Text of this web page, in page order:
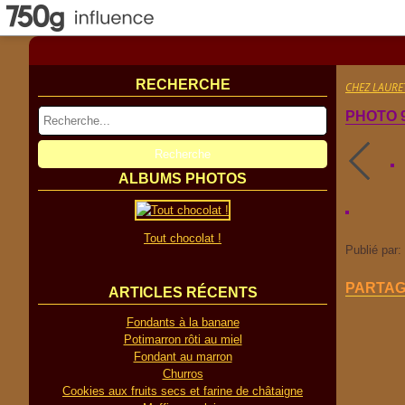
RECHERCHE
ALBUMS PHOTOS
Tout chocolat !
ARTICLES RÉCENTS
Fondants à la banane
Potimarron rôti au miel
Fondant au marron
Churros
Cookies aux fruits secs et farine de châtaigne
CHEZ
PHOTO
Publié